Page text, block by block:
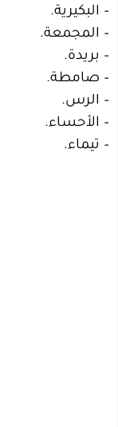
– البكيرية.
– المجمعة.
– بريدة.
– صامطة.
– الرس.
– الأحساء.
– تيماء.